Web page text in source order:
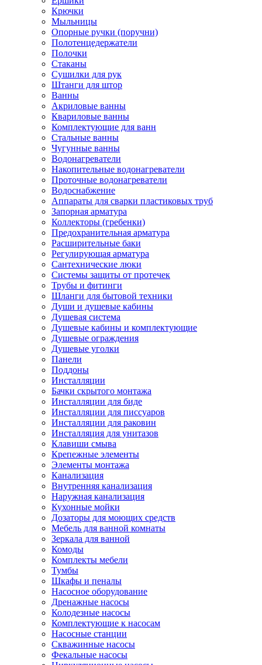
Крючки
Мыльницы
Опорные ручки (поручни)
Полотенцедержатели
Полочки
Стаканы
Сушилки для рук
Штанги для штор
Ванны
Акриловые ванны
Квариловые ванны
Комплектующие для ванн
Стальные ванны
Чугунные ванны
Водонагреватели
Накопительные водонагреватели
Проточные водонагреватели
Водоснабжение
Аппараты для сварки пластиковых труб
Запорная арматура
Коллекторы (гребенки)
Предохранительная арматура
Расширительные баки
Регулирующая арматура
Сантехнические люки
Системы защиты от протечек
Трубы и фитинги
Шланги для бытовой техники
Души и душевые кабины
Душевая система
Душевые кабины и комплектующие
Душевые ограждения
Душевые уголки
Панели
Поддоны
Инсталляции
Бачки скрытого монтажа
Инсталляции для биде
Инсталляции для писсуаров
Инсталляции для раковин
Инсталляция для унитазов
Клавиши смыва
Крепежные элементы
Элементы монтажа
Канализация
Внутренняя канализация
Наружная канализация
Кухонные мойки
Дозаторы для моющих средств
Мебель для ванной комнаты
Зеркала для ванной
Комоды
Комплекты мебели
Тумбы
Шкафы и пеналы
Насосное оборудование
Дренажные насосы
Колодезные насосы
Комплектующие к насосам
Насосные станции
Скважинные насосы
Фекальные насосы